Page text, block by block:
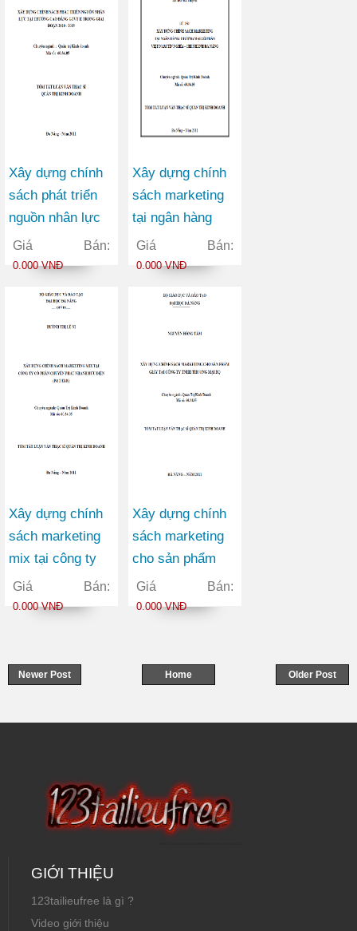
Xây dựng chính
sách phát triển
nguồn nhân lực
tại trường cao
đẳng giao thông
giai đoạn 2010-
Giá Bán:
0.000 VNĐ
Xây dựng chính
sách marketing
tại ngân hàng
thương mại cổ
phần Việt Nam
nhánh Đà Nẵng
Giá Bán:
0.000 VNĐ
Xây dựng chính
sách marketing
mix tại công ty
cổ phần chuyển
phát nhanh bưu
Giá Bán:
0.000 VNĐ
Xây dựng chính
sách marketing
cho sản phẩm
giày tại công ty
TNHH thương
Giá Bán:
0.000 VNĐ
Newer Post Older Post
Home
GIỚI THIỆU
123tailieufree là gì ?
Video giới thiệu